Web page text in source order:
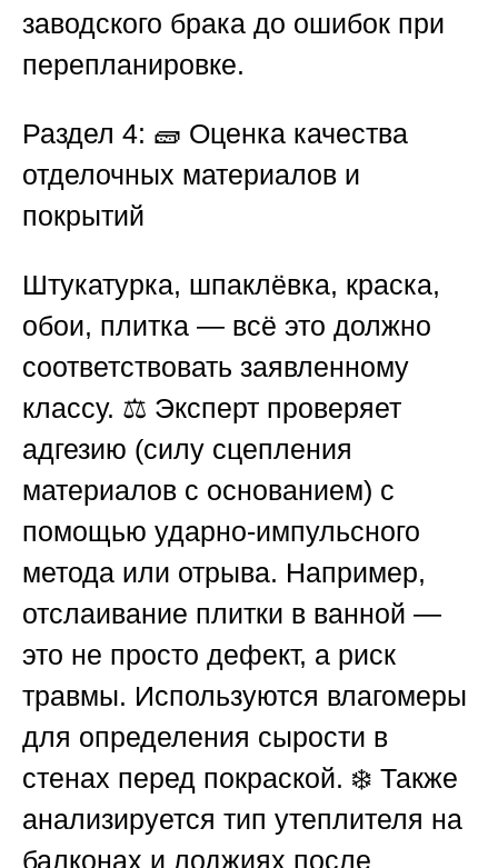
заводского брака до ошибок при
перепланировке.
Раздел 4: 🧱 Оценка качества
отделочных материалов и
покрытий
Штукатурка, шпаклёвка, краска,
обои, плитка — всё это должно
соответствовать заявленному
классу. ⚖️ Эксперт проверяет
адгезию (силу сцепления
материалов с основанием) с
помощью ударно-импульсного
метода или отрыва. Например,
отслаивание плитки в ванной —
это не просто дефект, а риск
травмы. Используются влагомеры
для определения сырости в
стенах перед покраской. ❄️ Также
анализируется тип утеплителя на
балконах и лоджиях после